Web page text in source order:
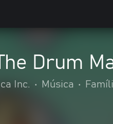
Drum
Inc. • Música •